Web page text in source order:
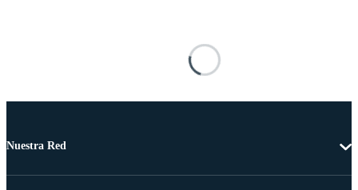
Nuestra Red